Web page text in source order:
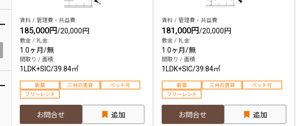
賃料 / 管理費・共益費:
185,000円/20,000円
敷金 / 礼金:
1.0ヶ月/無
間取り / 面積:
1LDK+SIC/39.84㎡
新築 三井の賃貸
ペット可
フリーレント
お問合せ 追加
賃料 / 管理費・共益費:
181,000円/20,000円
敷金 / 礼金:
1.0ヶ月/無
間取り / 面積:
1LDK+SIC/39.84㎡
新築 三井の賃貸
ペット可
フリーレント
お問合せ 追加